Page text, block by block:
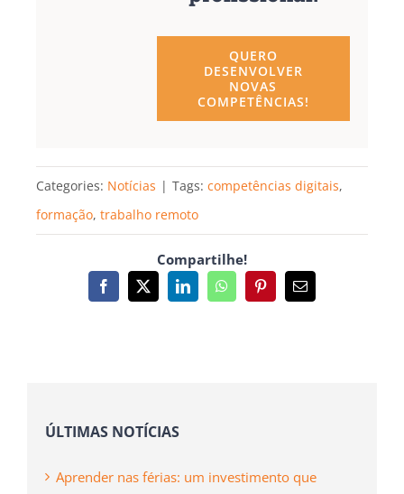
QUERO
DESENVOLVER
NOVAS
COMPETÊNCIAS!
Categories: Notícias | Tags: competências digitais,
formação, trabalho remoto
Compartilhe!
Facebook
X LinkedInWhatsAppPinterestEmail
(necessário
ÚLTIMAS NOTÍCIAS
Aprender nas férias: um investimento que